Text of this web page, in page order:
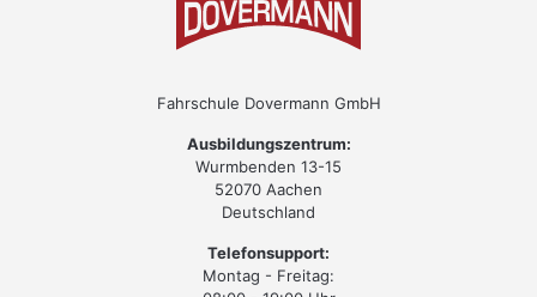
Fahrschule Dovermann GmbH
Ausbildungszentrum:
Wurmbenden 13-15
52070 Aachen
Deutschland
Telefonsupport:
Montag - Freitag: